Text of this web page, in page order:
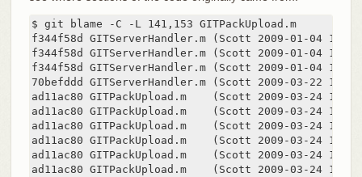
$ git blame -C -L 141,153 GITPackUpload.m
f344f58d GITServerHandler.m (Scott 2009-01-04 141)
f344f58d GITServerHandler.m (Scott 2009-01-04
f344f58d GITServerHandler.m (Scott 2009-01-04 143)
70befddd GITServerHandler.m (Scott 2009-03-22 144)
ad11ac80 GITPackUpload.m    (Scott 2009-03-24 145)
ad11ac80 GITPackUpload.m    (Scott 2009-03-24
ad11ac80 GITPackUpload.m    (Scott 2009-03-24
ad11ac80 GITPackUpload.m    (Scott 2009-03-24 148)
ad11ac80 GITPackUpload.m    (Scott 2009-03-24 149)
ad11ac80 GITPackUpload.m    (Scott 2009-03-24 150)